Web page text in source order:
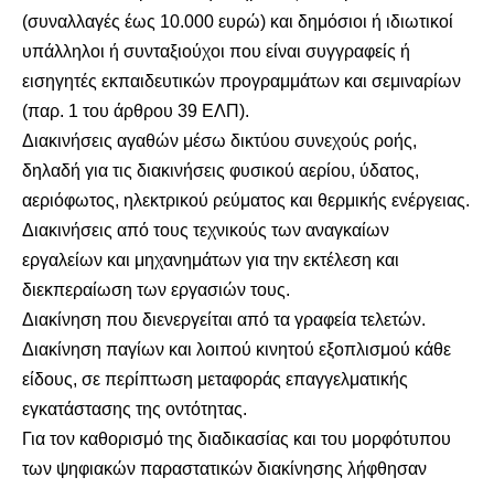
(συναλλαγές έως 10.000 ευρώ) και δημόσιοι ή ιδιωτικοί
υπάλληλοι ή συνταξιούχοι που είναι συγγραφείς ή
εισηγητές εκπαιδευτικών προγραμμάτων και σεμιναρίων
(παρ. 1 του άρθρου 39 ΕΛΠ).
Διακινήσεις αγαθών μέσω δικτύου συνεχούς ροής,
δηλαδή για τις διακινήσεις φυσικού αερίου, ύδατος,
αεριόφωτος, ηλεκτρικού ρεύματος και θερμικής ενέργειας.
Διακινήσεις από τους τεχνικούς των αναγκαίων
εργαλείων και μηχανημάτων για την εκτέλεση και
διεκπεραίωση των εργασιών τους.
Διακίνηση που διενεργείται από τα γραφεία τελετών.
Διακίνηση παγίων και λοιπού κινητού εξοπλισμού κάθε
είδους, σε περίπτωση μεταφοράς επαγγελματικής
εγκατάστασης της οντότητας.
Για τον καθορισμό της διαδικασίας και του μορφότυπου
των ψηφιακών παραστατικών διακίνησης λήφθησαν